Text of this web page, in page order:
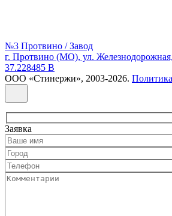
№3 Протвино / Завод
г. Протвино (МО), ул.
37.228485 В
ООО «Стинержи», 2003-2026.
Заявка